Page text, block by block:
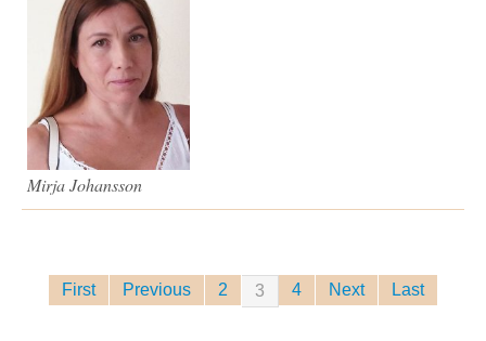
Mirja Johansson
First Previous 2 3 4 Next Last